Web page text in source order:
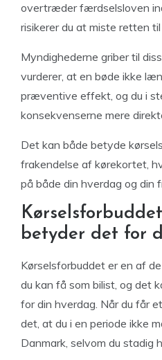
overtræder færdselsloven
risikerer du at miste retten
Myndighederne griber til
vurderer, at en bøde ikke
præventive effekt, og du i
konsekvenserne mere
Det kan både betyde
frakendelse af kørekortet,
på både din hverdag og din
betyder det for
Kørselsforbuddet er en af
du kan få som bilist, og det
for din hverdag. Når du får
det, at du i en periode ikke
Danmark, selvom du stadig